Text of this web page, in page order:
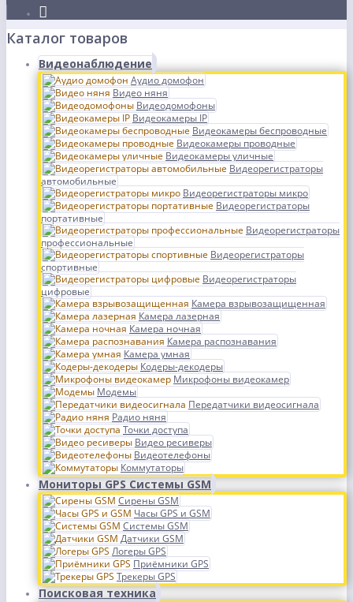
Каталог товаров
Видеонаблюдение
Аудио домофон
Видео няня
Видеодомофоны
Видеокамеры IP
Видеокамеры беспроводные
Видеокамеры проводные
Видеокамеры уличные
Видеорегистраторы
автомобильные
Видеорегистраторы микро
Видеорегистраторы
портативные
Видеорегистраторы
профессиональные
Видеорегистраторы
спортивные
Видеорегистраторы
цифровые
Камера взрывозащищенная
Камера лазерная
Камера ночная
Камера распознавания
Камера умная
Кодеры-декодеры
Микрофоны видеокамер
Модемы
Передатчики видеосигнала
Радио няня
Точки доступа
Видео ресиверы
Видеотелефоны
Коммутаторы
Мониторы GPS Системы GSM
Сирены GSM
Часы GPS и GSM
Системы GSM
Датчики GSM
Логеры GPS
Приёмники GPS
Трекеры GPS
Поисковая техника